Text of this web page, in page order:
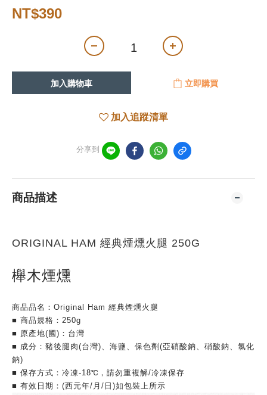
NT$390
加入購物車 立即購買
加入追蹤清單
分享到
商品描述
ORIGINAL HAM 經典煙燻火腿 250G
櫸木煙燻
商品品名：Original Ham 經典煙燻火腿
■ 商品規格：250g
■ 原產地(國)：台灣
■ 成分：豬後腿肉(台灣)、海鹽、保色劑(亞硝酸鈉、硝酸鈉、氯化
鈉)
■ 保存方式：冷凍-18℃，請勿重複解/冷凍保存
■ 有效日期：(西元年/月/日)如包裝上所示